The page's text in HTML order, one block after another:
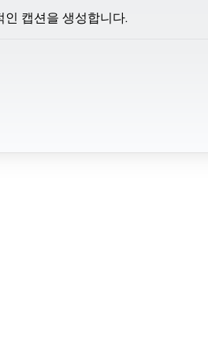
캡션을 생성합니다.